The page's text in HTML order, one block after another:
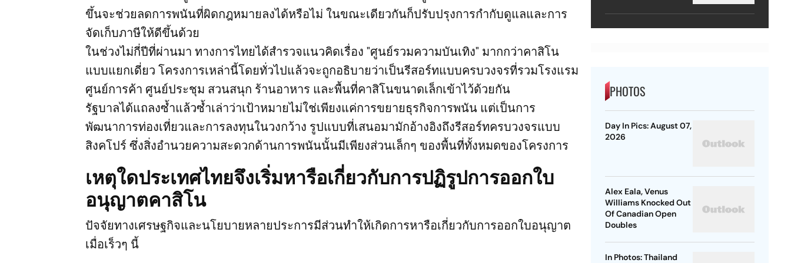
ขึ้นจะช่วยลดการพนันที่ผิดกฎหมายลงได้หรือไม่ ในขณะเดียวกันก็ปรับปรุงการกำกับดูแลและการ
จัดเก็บภาษีให้ดีขึ้นด้วย
ในช่วงไม่กี่ปีที่ผ่านมา ทางการไทยได้สำรวจแนวคิดเรื่อง "ศูนย์รวมความบันเทิง" มากกว่าคาสิโน
แบบแยกเดี่ยว โครงการเหล่านี้โดยทั่วไปแล้วจะถูกอธิบายว่าเป็นรีสอร์ทแบบครบวงจรที่รวมโรงแรม
ศูนย์การค้า ศูนย์ประชุม สวนสนุก ร้านอาหาร และพื้นที่คาสิโนขนาดเล็กเข้าไว้ด้วยกัน
รัฐบาลได้แถลงซ้ำแล้วซ้ำเล่าว่าเป้าหมายไม่ใช่เพียงแค่การขยายธุรกิจการพนัน แต่เป็นการ
พัฒนาการท่องเที่ยวและการลงทุนในวงกว้าง รูปแบบที่เสนอมามักอ้างอิงถึงรีสอร์ทครบวงจรแบบ
สิงคโปร์ ซึ่งสิ่งอำนวยความสะดวกด้านการพนันนั้นมีเพียงส่วนเล็กๆ ของพื้นที่ทั้งหมดของโครงการ
เหตุใดประเทศไทยจึงเริ่มหารือเกี่ยวกับการปฏิรูปการออกใบ
อนุญาตคาสิโน
ปัจจัยทางเศรษฐกิจและนโยบายหลายประการมีส่วนทำให้เกิดการหารือเกี่ยวกับการออกใบอนุญาต
เมื่อเร็วๆ นี้
PHOTOS
Day In Pics: August 07,
2026
Alex Eala, Venus
Williams Knocked Out
Of Canadian Open
Doubles
In Photos: Thailand